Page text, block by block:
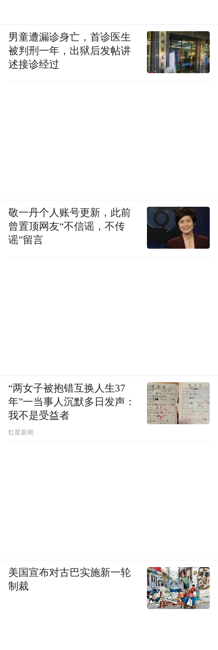
男童遭漏诊身亡，首诊医生
被判刑一年，出狱后发帖讲
述接诊经过
敬一丹个人账号更新，此前
曾置顶网友“不信谣，不传
谣”留言
“两女子被抱错互换人生37
年”一当事人沉默多日发声：
我不是受益者
红星新闻
美国宣布对古巴实施新一轮
制裁